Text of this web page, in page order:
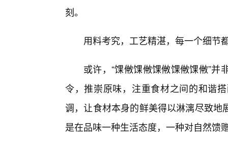
刻。
用料考究，工艺精湛，每一个细节
或许，“馃敒馃敒馃敒馃敒馃敒”
令，推崇原味，注重食材之间的和谐
调，让食材本身的鲜美得以淋漓尽致
是在品味一种生活态度，一种对自然馈